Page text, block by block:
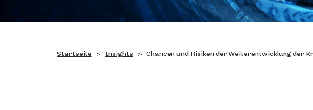
Startseite Insights Chancen und Risiken der Weiterentwicklung der